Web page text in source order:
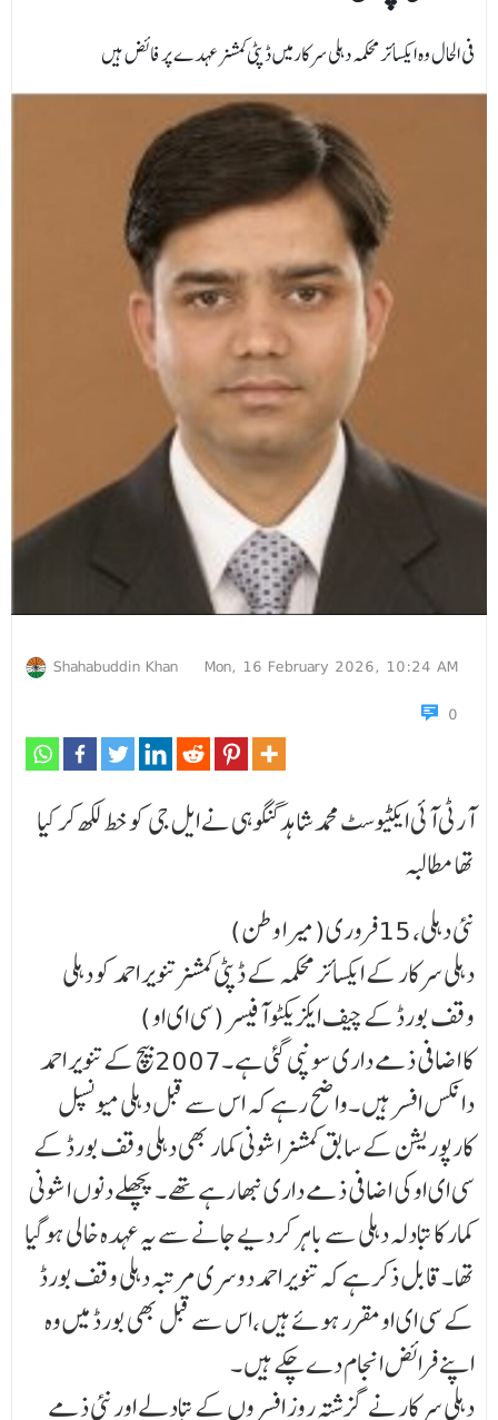
فی الحال وہ ایکسائز محکمہ دہلی سرکارمیں ڈپٹی کمشنر عہدے پر فائض ہیں
Shahabuddin Khan
Mon, 16 February 2026, 10:24 AM
0
آرٹی آئی ایکٹیوسٹ محمد شاہد گنگوہی نے ایل جی کو خط لکھ کر کیا
تھا مطالبہ
نئی دہلی، 15فروری(میرا وطن)
دہلی سرکار کے ایکسائز محکمہ کے ڈپٹی کمشنر تنویر احمد کو دہلی
وقف بورڈ کے چیف ایکزیکٹو آفیسر (سی ای او )
کا اضافی ذمے داری سونپی گئی ہے ۔2007بیچ کے تنویر احمد
دانکس افسر ہیں ۔واضح رہے کہ اس سے قبل دہلی میونسپل
کارپوریشن کے سابق کمشنر اشونی کمار بھی دہلی وقف بورڈ کے
سی ای او کی اضافی ذمے داری نبھا رہے تھے ۔پچھلے دنوں اشونی
کمار کا تبادلہ دہلی سے باہر کردیے جانے سے یہ عہدہ خالی ہوگیا
تھا ۔قابل ذکر ہے کہ تنویر احمد دوسری مرتبہ دہلی وقف بورڈ
کے سی ای او مقرر ہوئے ہیں ،اس سے قبل بھی بورڈ میں وہ
اپنے فرائض انجام دے چکے ہیں ۔
دہلی سرکار نے گزشتہ روز افسروں کے تبادلے اور نئی ذمے